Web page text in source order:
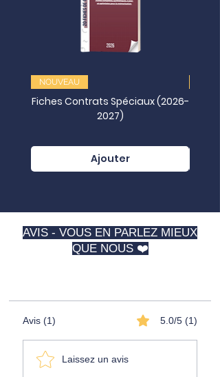
NOUVEAU
Fiches Contrats Spéciaux (2026-
2027)
Ajouter
AVIS - VOUS EN PARLEZ MIEUX
QUE NOUS ❤️
Avis (1) 5.0/5 (1)
Laissez un avis